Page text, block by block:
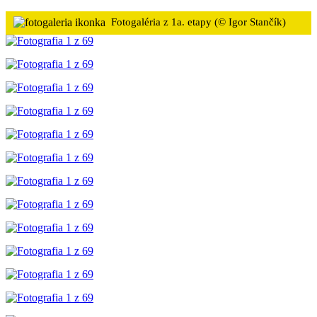
Fotogaléria z 1a. etapy (© Igor Stančík)